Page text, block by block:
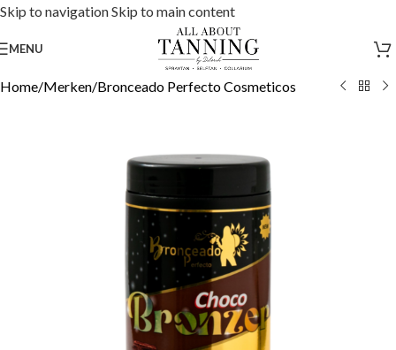
Skip to navigationSkip to main content
MENU
Home/Merken/Bronceado Perfecto Cosmeticos